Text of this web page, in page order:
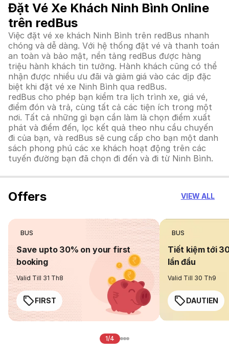
Đặt Vé Xe Khách Ninh Bình Online
trên redBus
Việc đặt vé xe khách Ninh Bình trên redBus nhanh
chóng và dễ dàng. Với hệ thống đặt vé và thanh toán
an toàn và bảo mật, nền tảng redBus được hàng
triệu hành khách tin tưởng. Hành khách cũng có thể
nhận được nhiều ưu đãi và giảm giá vào các dịp đặc
biệt khi đặt vé xe Ninh Bình qua redBus.
redBus cho phép bạn kiểm tra lịch trình xe, giá vé,
điểm đón và trả, cùng tất cả các tiện ích trong một
nơi. Tất cả những gì bạn cần làm là chọn điểm xuất
phát và điểm đến, lọc kết quả theo nhu cầu chuyến
đi của bạn, và redBus sẽ cung cấp cho bạn một danh
sách phong phú các xe khách hoạt động trên các
tuyến đường bạn đã chọn đi đến và đi từ Ninh Bình.
Offers VIEW ALL
BUS
Save upto 30% on your first
booking
Valid Till 31 Th8
FIRST
BUS
Tiết kiệm tới
lần đầu
Valid Till 30 Th9
DAUTIEN
1/4